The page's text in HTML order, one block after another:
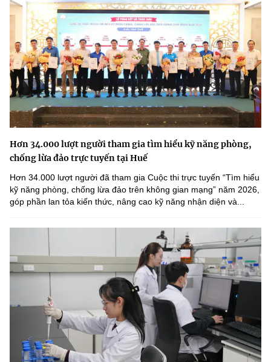
Hơn 34.000 lượt người tham gia tìm hiểu kỹ năng phòng,
chống lừa đảo trực tuyến tại Huế
Hơn 34.000 lượt người đã tham gia Cuộc thi trực tuyến “Tìm hiểu
kỹ năng phòng, chống lừa đảo trên không gian mạng” năm 2026,
góp phần lan tỏa kiến thức, nâng cao kỹ năng nhận diện và...